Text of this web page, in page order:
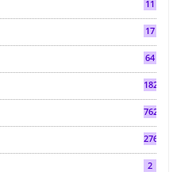
11
17
64
182
7624
2763
2